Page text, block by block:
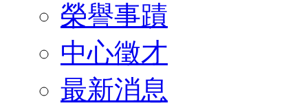
榮譽事蹟
中心徵才
最新消息